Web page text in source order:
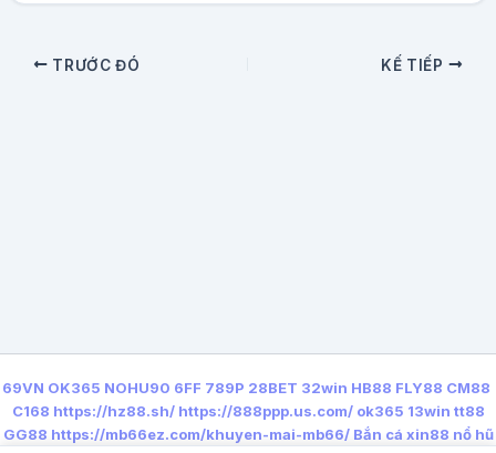
TRƯỚC ĐÓ KẾ TIẾP
69VN OK365 NOHU90 6FF 789P 28BET 32win HB88 FLY88 CM88
C168 https://hz88.sh/ https://888ppp.us.com/ ok365 13win tt88
GG88 https://mb66ez.com/khuyen-mai-mb66/ Bắn cá xin88 nổ hũ